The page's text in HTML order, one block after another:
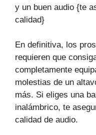
y un buen audio {te
calidad}
En definitiva, los
requieren que
completamente
molestias de un
más. Si eliges una
inalámbrico, te
calidad de audio.